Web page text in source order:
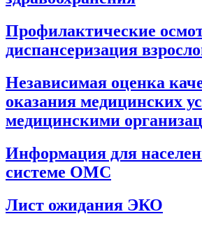
Профилактические
диспансеризация
Независимая оценка
оказания медицинских
медицинскими
Информация для
системе ОМС
Лист ожидания ЭКО